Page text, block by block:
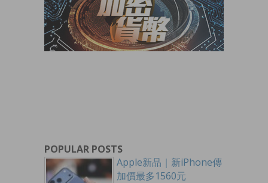
POPULAR POSTS
Apple新品｜新iPhone傳
加價最多1560元